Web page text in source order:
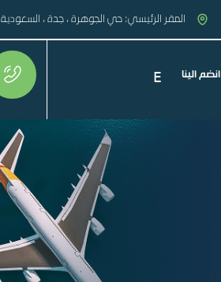
المقر الرئيسي: حي الجوهرة ، جدة ، السعودية
انضم الينا E